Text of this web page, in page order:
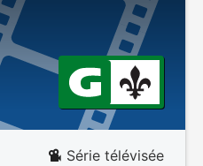
Série télévisée